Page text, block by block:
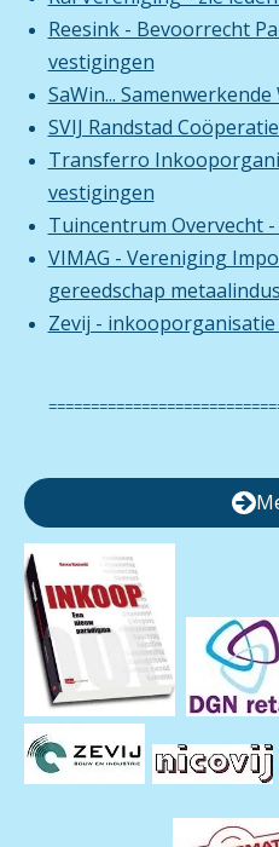
Reesink - Bevoorrecht
vestigingen
SaWin...
SVIJ Randstad
Transferro
vestigingen
Tuincentrum Overvecht
VIMAG - Vereniging
gereedschap
Zevij -